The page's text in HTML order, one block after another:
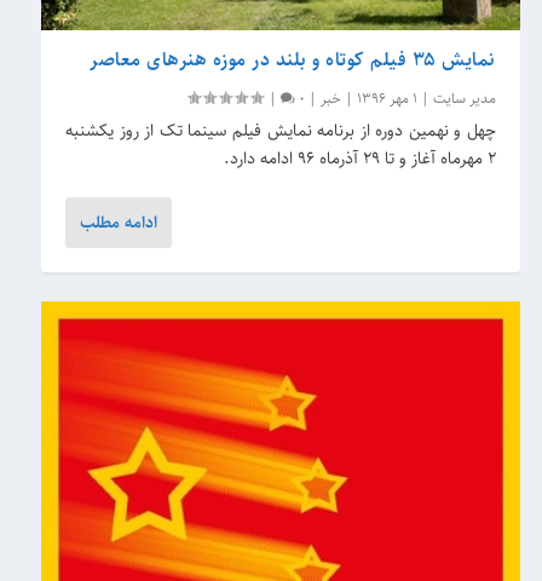
نمایش ۳۵ فیلم کوتاه و بلند در موزه هنرهای معاصر
مدیر سایت | 1 مهر 1396 | خبر |
0
|
چهل و نهمین دوره از برنامه نمایش فیلم سینما تک از روز یکشنبه
۲ مهرماه آغاز و تا ۲۹ آذرماه ۹۶ ادامه دارد.
ادامه مطلب